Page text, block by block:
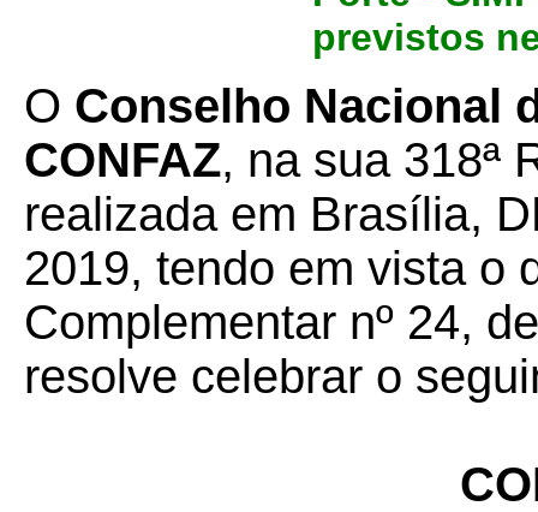
previstos
O Conselho Nacional
CONFAZ, na sua 318ª
realizada em Brasília,
2019, tendo em vista o
Complementar nº 24,
resolve celebrar o